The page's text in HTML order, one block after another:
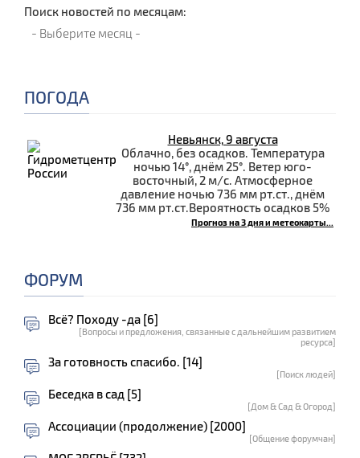
Поиск новостей по месяцам:
ПОГОДА
Невьянск, 9 августа
Облачно, без осадков. Температура
ночью 14°, днём 25°. Ветер юго-
восточный, 2 м/с. Атмосферное
давление ночью 736 мм рт.ст., днём
736 мм рт.ст.Вероятность осадков 5%
Прогноз на 3 дня и метеокарты...
ФОРУМ
Всё? Походу -да [6]
[Вопросы и предложения, связанные с дальнейшим развитием
ресурса]
За готовность спасибо. [14]
[Поиск людей]
Беседка в сад [5]
[Дом & Сад & Огород]
Ассоциации (продолжение) [2000]
[Общение форумчан]